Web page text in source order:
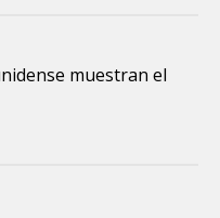
muestran el